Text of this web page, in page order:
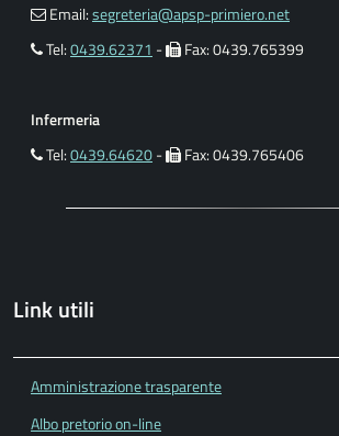
Email:segreteria@apsp-primiero.net
Tel:0439.62371 - Fax: 0439.765399
Infermeria
Tel:0439.64620- Fax: 0439.765406
Link utili
Amministrazione trasparente
Albo pretorio on-line